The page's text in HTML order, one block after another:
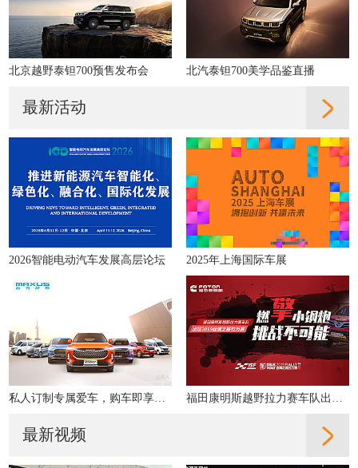
北京越野泰钽700预售发布会 北汽泰钽700美学品鉴直播
最新活动
2026智能电动汽车发展高层论坛 2025年上海国际车展
私人订制专属爱车，购车即享多重好礼！ 福田康明斯越野拉力赛车队出征2019丝绸之路拉力赛
最新视频